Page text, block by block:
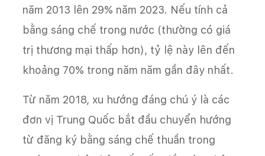
năm 2013 lên 29% năm 2023. Nếu tính cả
bằng sáng chế trong nước (thường có giá
trị thương mại thấp hơn), tỷ lệ này lên đến
khoảng 70% trong năm năm gần đây nhất.
Từ năm 2018, xu hướng đáng chú ý là các
đơn vị Trung Quốc bắt đầu chuyển hướng
từ đăng ký bằng sáng chế thuần trong